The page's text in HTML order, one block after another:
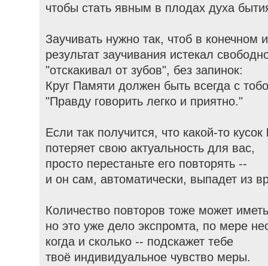
чтобы стать явным в плодах духа
Заучивать нужно так, чтоб в конечном
результат заучивания истекал
"отскакивал от зубов", без запинок:
Круг Памяти должен быть всегда с
"Правду говорить легко и приятно."
Если так получится, что какой-то кусок
потеряет свою актуальность для вас,
просто перестаньте его повторять --
и он сам, автоматически, выпадет из
Количество повторов тоже может
но это уже дело экспромта, по мере
когда и сколько -- подскажет тебе
твоё индивидуальное чувство меры.